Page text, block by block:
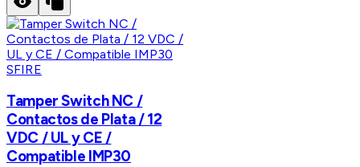
SFIRE
Tamper Switch NC /
Contactos de Plata / 12
VDC / UL y CE /
Compatible IMP30